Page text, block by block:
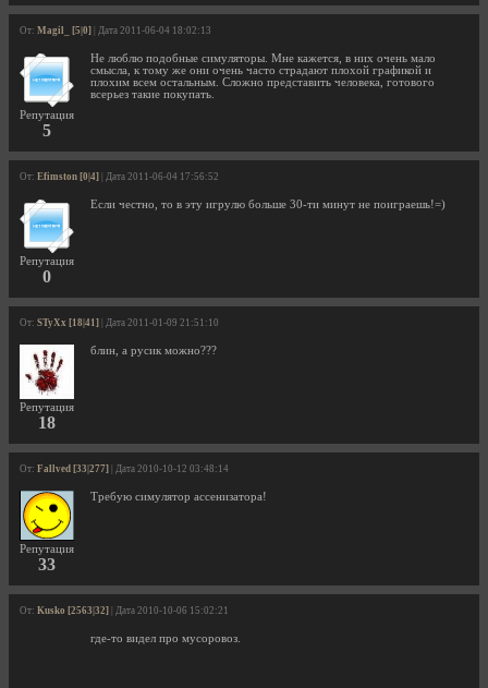
От: Magil_ [5|0] | Дата 2011-06-04 18:02:13
Репутация
5
Не люблю подобные симуляторы. Мне кажется, в них очень мало
смысла, к тому же они очень часто страдают плохой графикой и
плохим всем остальным. Сложно представить человека, готового
всерьез такие покупать.
От: Efimston [0|4] | Дата 2011-06-04 17:56:52
Репутация
0
Если честно, то в эту игрулю больше 30-ти минут не поиграешь!=)
От: STyXx [18|41] | Дата 2011-01-09 21:51:10
Репутация
18
блин, а русик можно???
От: Fallved [33|277] | Дата 2010-10-12 03:48:14
Репутация
33
Требую симулятор ассенизатора!
От: Kusko [2563|32] | Дата 2010-10-06 15:02:21
где-то видел про мусоровоз.